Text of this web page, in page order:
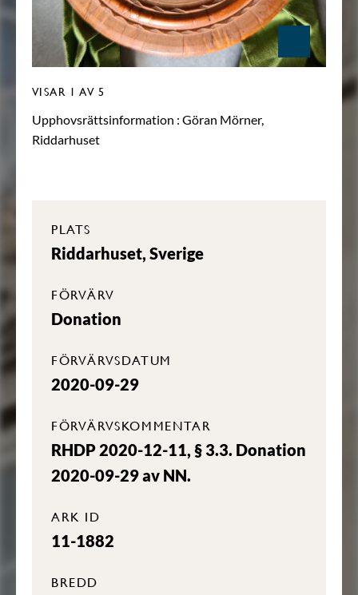
VISAR 1 AV 5
Upphovsrättsinformation : Göran Mörner,
Riddarhuset
PLATS
Riddarhuset, Sverige
FÖRVÄRV
Donation
FÖRVÄRVSDATUM
2020-09-29
FÖRVÄRVSKOMMENTAR
RHDP 2020-12-11, § 3.3. Donation
2020-09-29 av NN.
ARK ID
11-1882
BREDD